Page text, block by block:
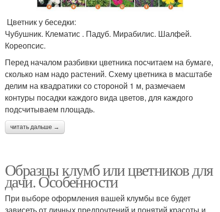
Цветник у беседки:
Чубушник. Клематис . Падуб. Мирабилис. Шалфей.
Кореопсис.
Перед началом разбивки цветника посчитаем на бумаге,
сколько нам надо растений. Схему цветника в масштабе
делим на квадратики со стороной 1 м, размечаем
контуры посадки каждого вида цветов, для каждого
подсчитываем площадь.
читать дальше →
Образцы клумб или цветников для
дачи. Особенности
При выборе оформления вашей клумбы все будет
зависеть от личных предпочтений и понятий красоты и